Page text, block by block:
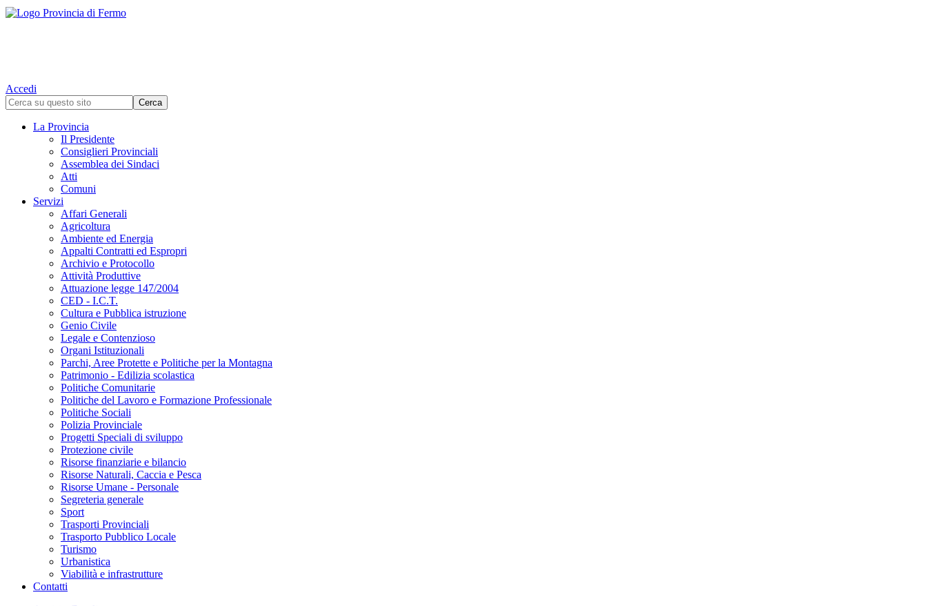
Accedi
La Provincia
Il Presidente
Consiglieri Provinciali
Assemblea dei Sindaci
Atti
Comuni
Servizi
Affari Generali
Agricoltura
Ambiente ed Energia
Appalti Contratti ed Espropri
Archivio e Protocollo
Attività Produttive
Attuazione legge 147/2004
CED - I.C.T.
Cultura e Pubblica istruzione
Genio Civile
Legale e Contenzioso
Organi Istituzionali
Parchi, Aree Protette e Politiche per la Montagna
Patrimonio - Edilizia scolastica
Politiche Comunitarie
Politiche del Lavoro e Formazione Professionale
Politiche Sociali
Polizia Provinciale
Progetti Speciali di sviluppo
Protezione civile
Risorse finanziarie e bilancio
Risorse Naturali, Caccia e Pesca
Risorse Umane - Personale
Segreteria generale
Sport
Trasporti Provinciali
Trasporto Pubblico Locale
Turismo
Urbanistica
Viabilità e infrastrutture
Contatti